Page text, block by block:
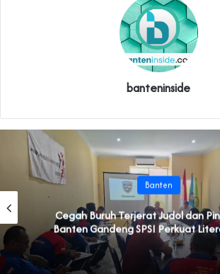
banteninside
Banten
Cegah Buruh Terjerat Judol dan
Banten Gandeng SPSI Perkuat